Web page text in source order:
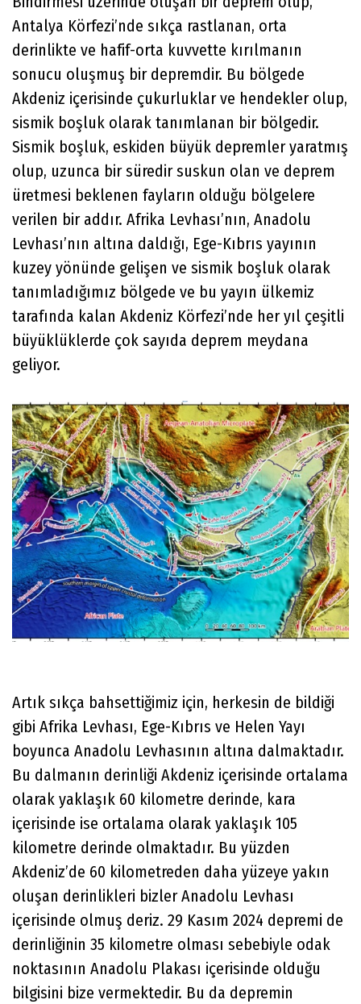
Antalya Körfezi’nde sıkça rastlanan, orta
derinlikte ve hafif-orta kuvvette kırılmanın
sonucu oluşmuş bir depremdir. Bu bölgede
Akdeniz içerisinde çukurluklar ve hendekler olup,
sismik boşluk olarak tanımlanan bir bölgedir.
Sismik boşluk, eskiden büyük depremler yaratmış
olup, uzunca bir süredir suskun olan ve deprem
üretmesi beklenen fayların olduğu bölgelere
verilen bir addır. Afrika Levhası’nın, Anadolu
Levhası’nın altına daldığı, Ege-Kıbrıs yayının
kuzey yönünde gelişen ve sismik boşluk olarak
tanımladığımız bölgede ve bu yayın ülkemiz
tarafında kalan Akdeniz Körfezi’nde her yıl çeşitli
büyüklüklerde çok sayıda deprem meydana
geliyor.
Artık sıkça bahsettiğimiz için, herkesin de bildiği
gibi Afrika Levhası, Ege-Kıbrıs ve Helen Yayı
boyunca Anadolu Levhasının altına dalmaktadır.
Bu dalmanın derinliği Akdeniz içerisinde ortalama
olarak yaklaşık 60 kilometre derinde, kara
içerisinde ise ortalama olarak yaklaşık 105
kilometre derinde olmaktadır. Bu yüzden
Akdeniz’de 60 kilometreden daha yüzeye yakın
oluşan derinlikleri bizler Anadolu Levhası
içerisinde olmuş deriz. 29 Kasım 2024 depremi de
derinliğinin 35 kilometre olması sebebiyle odak
noktasının Anadolu Plakası içerisinde olduğu
bilgisini bize vermektedir. Bu da depremin